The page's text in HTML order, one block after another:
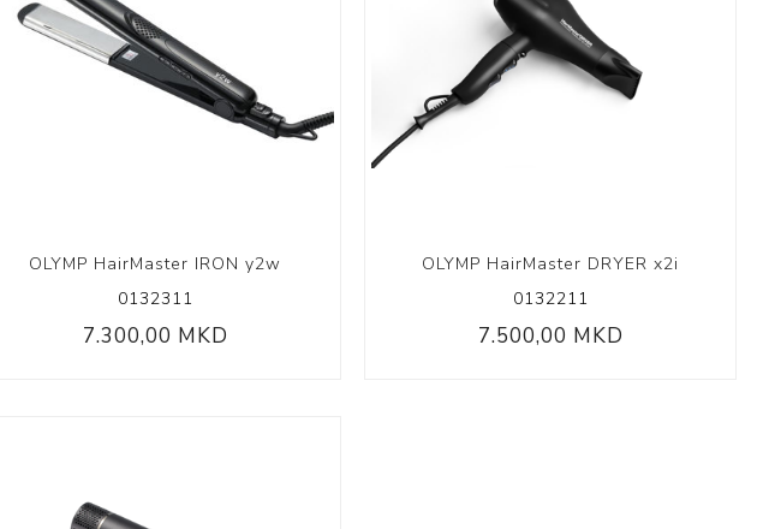
Volumizing Collection
Coily Collection
OLYMP HairMaster IRON y2w
0132311
7.300,00 MKD
OLYMP HairMaster DRYER x2i
0132211
7.500,00 MKD